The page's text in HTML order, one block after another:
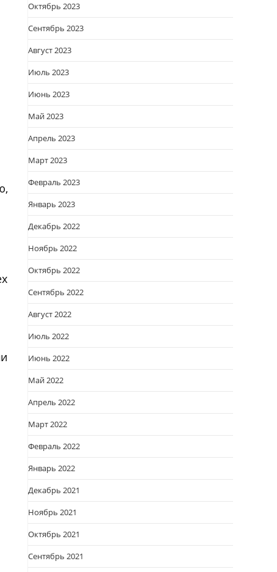
Октябрь 2023
Сентябрь 2023
Август 2023
Июль 2023
Июнь 2023
Май 2023
Апрель 2023
Март 2023
Февраль 2023
Январь 2023
Декабрь 2022
Ноябрь 2022
Октябрь 2022
Сентябрь 2022
Август 2022
Июль 2022
Июнь 2022
Май 2022
Апрель 2022
Март 2022
Февраль 2022
Январь 2022
Декабрь 2021
Ноябрь 2021
Октябрь 2021
Сентябрь 2021